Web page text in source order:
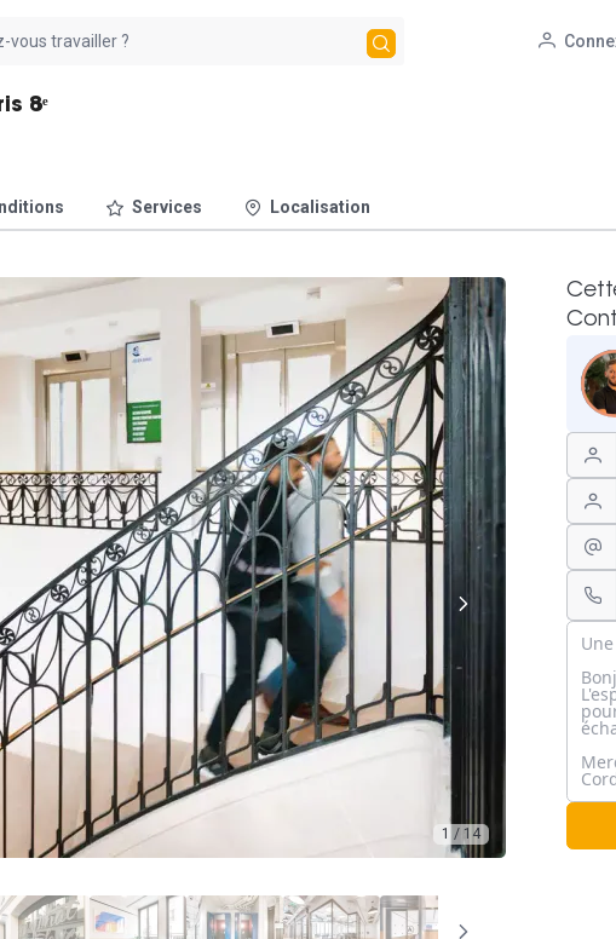
8ᵉ
Services Localisation
1 / 14